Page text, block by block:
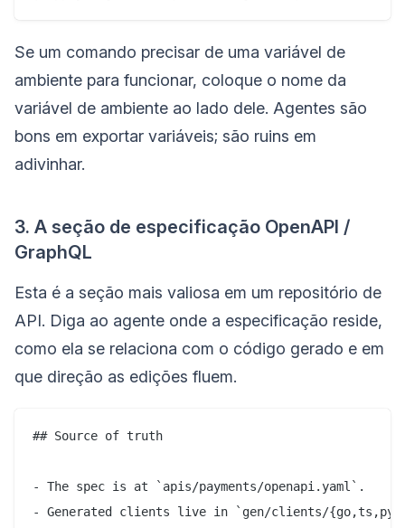
Se um comando precisar de uma variável de
ambiente para funcionar, coloque o nome da
variável de ambiente ao lado dele. Agentes são
bons em exportar variáveis; são ruins em
adivinhar.
3. A seção de especificação OpenAPI /
GraphQL
Esta é a seção mais valiosa em um repositório de
API. Diga ao agente onde a especificação reside,
como ela se relaciona com o código gerado e em
que direção as edições fluem.
## Source of truth
- The spec is at `apis/payments/openapi.yaml`.
- Generated clients live in `gen/clients/